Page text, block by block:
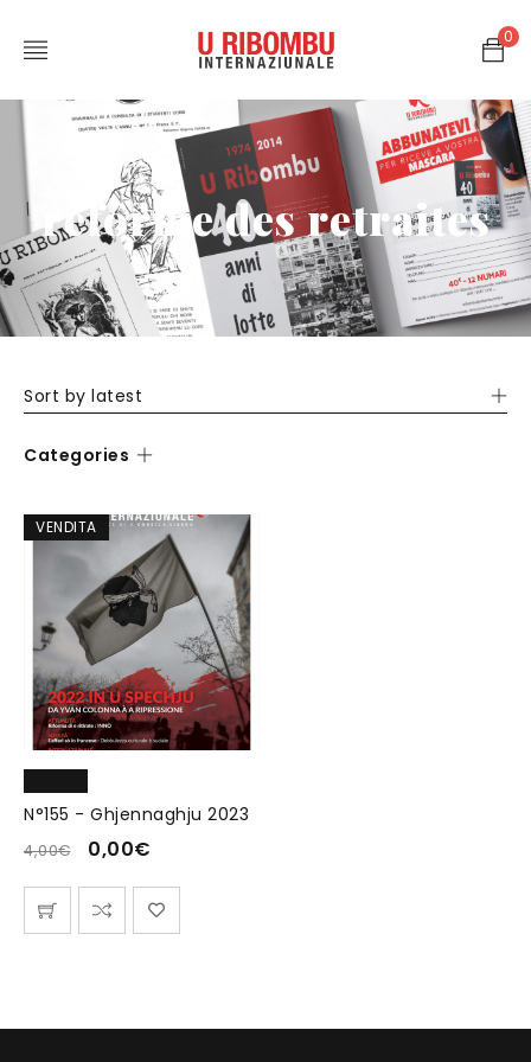
0
réforme des retraites
Sort by latest
Categories
VENDITA
N°155 - Ghjennaghju 2023
4,00€ 0,00€